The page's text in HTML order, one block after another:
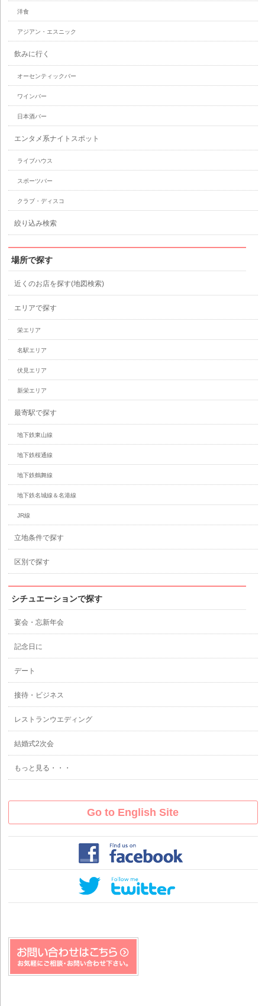
洋食
アジアン・エスニック
飲みに行く
オーセンティックバー
ワインバー
日本酒バー
エンタメ系ナイトスポット
ライブハウス
スポーツバー
クラブ・ディスコ
絞り込み検索
場所で探す
近くのお店を探す(地図検索)
エリアで探す
栄エリア
名駅エリア
伏見エリア
新栄エリア
最寄駅で探す
地下鉄東山線
地下鉄桜通線
地下鉄鶴舞線
地下鉄名城線＆名港線
JR線
立地条件で探す
区別で探す
シチュエーションで探す
宴会・忘新年会
記念日に
デート
接待・ビジネス
レストランウエディング
結婚式2次会
もっと見る・・・
Go to English Site